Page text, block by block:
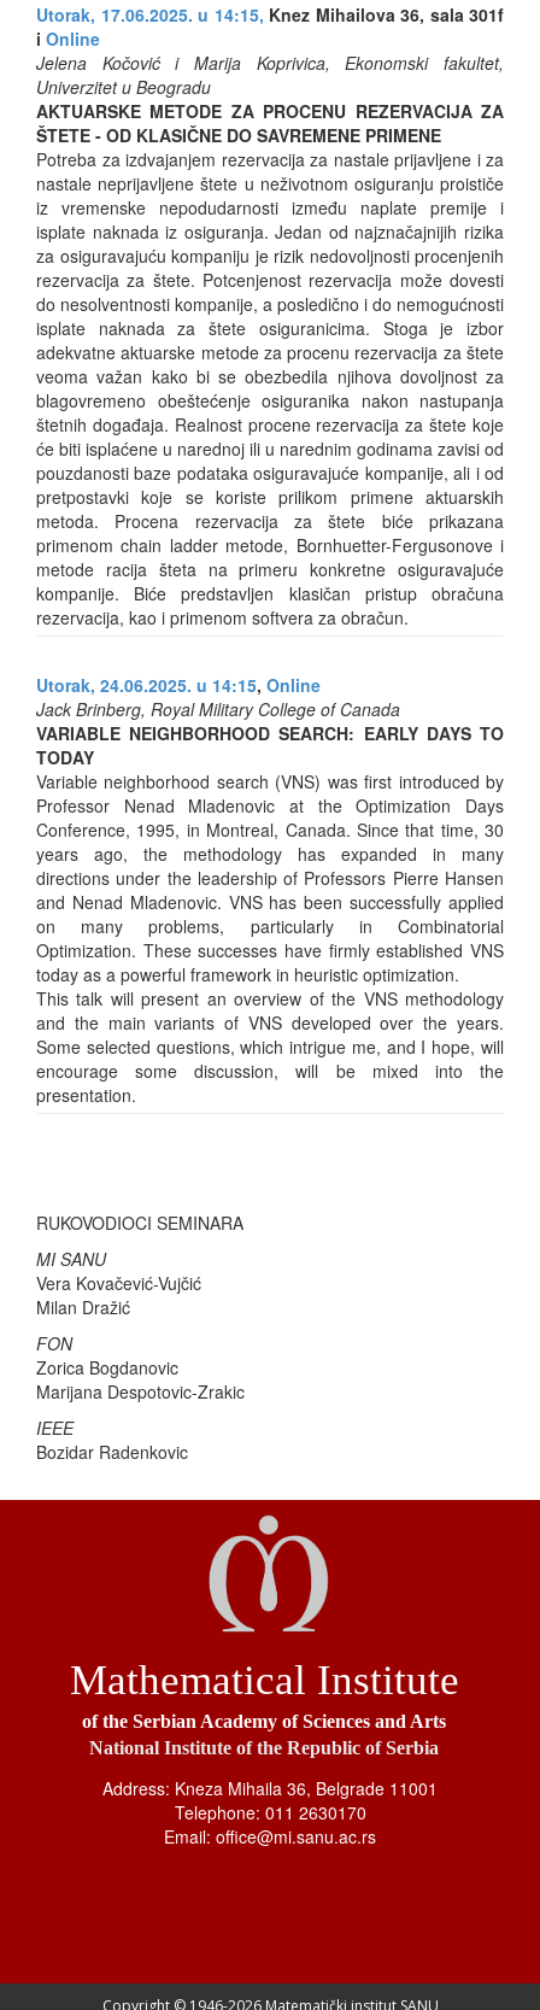
Utorak, 17.06.2025. u 14:15, Knez Mihailova 36, sala 301f
i Online
Jelena Kočović i Marija Koprivica, Ekonomski fakultet,
Univerzitet u Beogradu
AKTUARSKE METODE ZA PROCENU REZERVACIJA ZA
ŠTETE - OD KLASIČNE DO SAVREMENE PRIMENE
Potreba za izdvajanjem rezervacija za nastale prijavljene i za
nastale neprijavljene štete u neživotnom osiguranju proističe
iz vremenske nepodudarnosti između naplate premije i
isplate naknada iz osiguranja. Jedan od najznačajnijih rizika
za osiguravajuću kompaniju je rizik nedovoljnosti procenjenih
rezervacija za štete. Potcenjenost rezervacija može dovesti
do nesolventnosti kompanije, a posledično i do nemogućnosti
isplate naknada za štete osiguranicima. Stoga je izbor
adekvatne aktuarske metode za procenu rezervacija za štete
veoma važan kako bi se obezbedila njihova dovoljnost za
blagovremeno obeštećenje osiguranika nakon nastupanja
štetnih događaja. Realnost procene rezervacija za štete koje
će biti isplaćene u narednoj ili u narednim godinama zavisi od
pouzdanosti baze podataka osiguravajuće kompanije, ali i od
pretpostavki koje se koriste prilikom primene aktuarskih
metoda. Procena rezervacija za štete biće prikazana
primenom chain ladder metode, Bornhuetter-Fergusonove i
metode racija šteta na primeru konkretne osiguravajuće
kompanije. Biće predstavljen klasičan pristup obračuna
rezervacija, kao i primenom softvera za obračun.
Utorak, 24.06.2025. u 14:15, Online
Jack Brinberg, Royal Military College of Canada
VARIABLE NEIGHBORHOOD SEARCH: EARLY DAYS TO
TODAY
Variable neighborhood search (VNS) was first introduced by
Professor Nenad Mladenovic at the Optimization Days
Conference, 1995, in Montreal, Canada. Since that time, 30
years ago, the methodology has expanded in many
directions under the leadership of Professors Pierre Hansen
and Nenad Mladenovic. VNS has been successfully applied
on many problems, particularly in Combinatorial
Optimization. These successes have firmly established VNS
today as a powerful framework in heuristic optimization.
This talk will present an overview of the VNS methodology
and the main variants of VNS developed over the years.
Some selected questions, which intrigue me, and I hope, will
encourage some discussion, will be mixed into the
presentation.
RUKOVODIOCI SEMINARA
MI SANU
Vera Kovačević-Vujčić
Milan Dražić
FON
Zorica Bogdanovic
Marijana Despotovic-Zrakic
IEEE
Bozidar Radenkovic
Mathematical Institute
of the Serbian Academy of Sciences and Arts
National Institute of the Republic of Serbia
Address: Kneza Mihaila 36, Belgrade 11001
Telephone: 011 2630170
Email: office@mi.sanu.ac.rs